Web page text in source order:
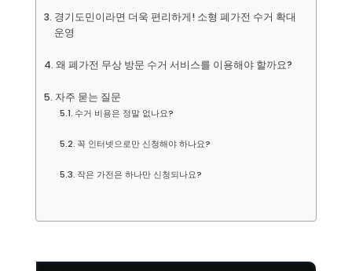
경기도민이라면 더욱 편리하게! 소형 폐가전 수거 확대
운영
왜 폐가전 무상 방문 수거 서비스를 이용해야 할까요?
자주 묻는 질문
수거 비용은 정말 없나요?
꼭 인터넷으로만 신청해야 하나요?
작은 가전은 하나만 신청되나요?